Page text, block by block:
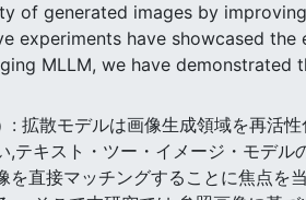
of generated images by
experiments have showcased
MLLM, we have
拡散モデルは画像生成領域を再活
,テキスト・ツー・イメージ・モデ
を直接マッチングすることに焦点